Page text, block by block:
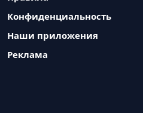
Конфиденциальность
Наши приложения
Реклама